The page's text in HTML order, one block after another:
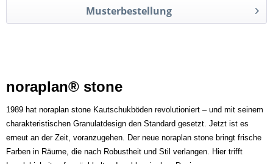
Musterbestellung
noraplan® stone
1989 hat noraplan stone Kautschukböden revolutioniert – und mit seinem
charakteristischen Granulatdesign den Standard gesetzt. Jetzt ist es
erneut an der Zeit, voranzugehen. Der neue noraplan stone bringt frische
Farben in Räume, die nach Robustheit und Stil verlangen. Hier trifft